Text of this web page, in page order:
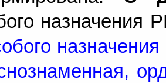
назначения